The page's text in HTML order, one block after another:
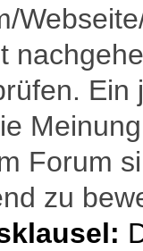
Forum
zu